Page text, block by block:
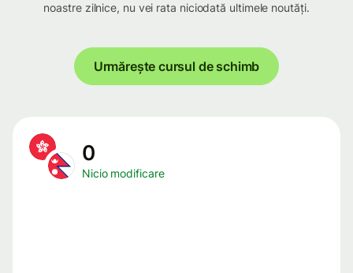
noastre zilnice, nu vei rata niciodată ultimele noutăți.
Urmărește cursul de schimb
0
Nicio modificare